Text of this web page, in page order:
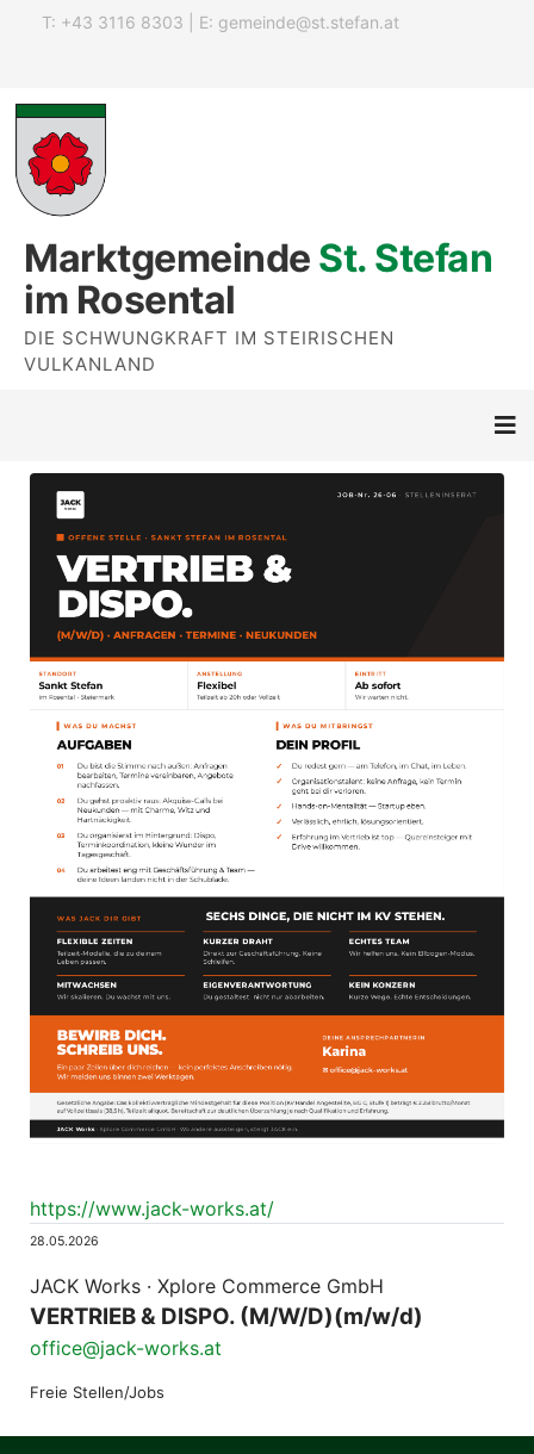
T: +43 3116 8303 | E: gemeinde@st.stefan.at
Marktgemeinde St. Stefan
im Rosental
DIE SCHWUNGKRAFT IM STEIRISCHEN
VULKANLAND
https://www.jack-works.at/
28.05.2026
JACK Works · Xplore Commerce GmbH
VERTRIEB & DISPO. (M/W/D)(m/w/d)
office@jack-works.at
Freie Stellen/Jobs